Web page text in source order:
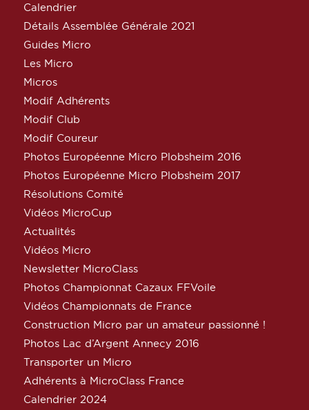
Calendrier
Détails Assemblée Générale 2021
Guides Micro
Les Micro
Micros
Modif Adhérents
Modif Club
Modif Coureur
Photos Européenne Micro Plobsheim 2016
Photos Européenne Micro Plobsheim 2017
Résolutions Comité
Vidéos MicroCup
Actualités
Vidéos Micro
Newsletter MicroClass
Photos Championnat Cazaux FFVoile
Vidéos Championnats de France
Construction Micro par un amateur passionné !
Photos Lac d’Argent Annecy 2016
Transporter un Micro
Adhérents à MicroClass France
Calendrier 2024